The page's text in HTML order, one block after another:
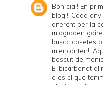
Bon dia!! En
blog!!! Cada
diferent per la
m'agraden
busco cosetes
m'encanten!!
bescuit de
El bicarbonat
o es el que